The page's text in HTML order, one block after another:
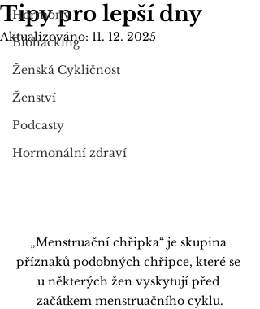
Hormony
Biohacking
Ženská Cykličnost
Ženství
Podcasty
Hormonální zdraví
Tipy pro lepší dny
Aktualizováno: 11. 12. 2025
„Menstruační chřipka“ je skupina
příznaků podobných chřipce, které se
u některých žen vyskytují před
začátkem menstruačního cyklu.